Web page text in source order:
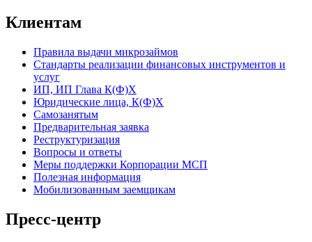
Клиентам
Правила выдачи микрозаймов
Стандарты реализации финансовых инструментов и
услуг
ИП, ИП Глава К(Ф)Х
Юридические лица, К(Ф)Х
Самозанятым
Предварительная заявка
Реструктуризация
Вопросы и ответы
Меры поддержки Корпорации МСП
Полезная информация
Мобилизованным заемщикам
Пресс-центр